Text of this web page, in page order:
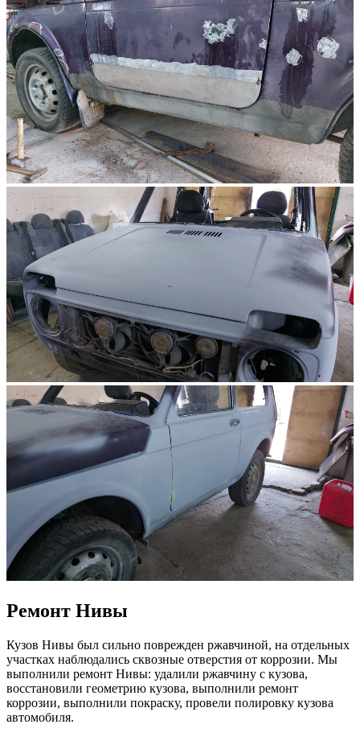
Ремонт Нивы
Кузов Нивы был сильно поврежден ржавчиной, на отдельных
участках наблюдались сквозные отверстия от коррозии. Мы
выполнили ремонт Нивы: удалили ржавчину с кузова,
восстановили геометрию кузова, выполнили ремонт
коррозии, выполнили покраску, провели полировку кузова
автомобиля.